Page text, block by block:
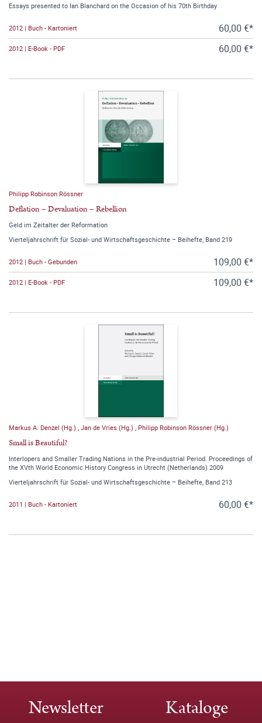
Essays presented to Ian Blanchard on the Occasion of his 70th Birthday
2012 | Buch - Kartoniert 60,00 €*
2012 | E-Book - PDF 60,00 €*
Philipp Robinson Rössner
Deflation – Devaluation – Rebellion
Geld im Zeitalter der Reformation
Vierteljahrschrift für Sozial- und Wirtschaftsgeschichte – Beihefte, Band 219
2012 | Buch - Gebunden 109,00 €*
2012 | E-Book - PDF 109,00 €*
Markus A. Denzel (Hg.) Jan de Vries (Hg.) Philipp Robinson Rössner (Hg.)
Small is Beautiful?
Interlopers and Smaller Trading Nations in the Pre-industrial Period. Proceedings of
the XVth World Economic History Congress in Utrecht (Netherlands) 2009
Vierteljahrschrift für Sozial- und Wirtschaftsgeschichte – Beihefte, Band 213
2011 | Buch - Kartoniert 60,00 €*
Newsletter Kataloge